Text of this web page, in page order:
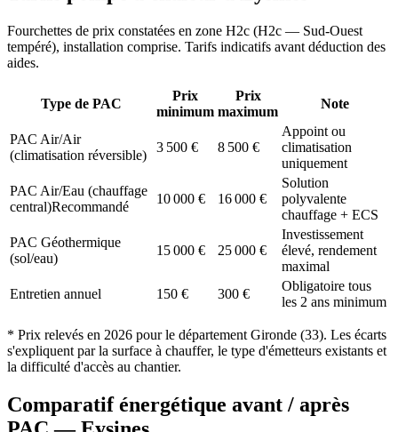
Fourchettes de prix constatées en zone H2c (H2c — Sud-Ouest
tempéré), installation comprise. Tarifs indicatifs avant déduction des
aides.
Type de PAC
Prix
minimum
Prix
maximum
Note
PAC Air/Air
(climatisation réversible)
3 500 € 8 500 €
Appoint ou
climatisation
uniquement
PAC Air/Eau (chauffage
central)Recommandé
10 000 € 16 000 €
Solution
polyvalente
chauffage + ECS
PAC Géothermique
(sol/eau)
15 000 € 25 000 €
Investissement
élevé, rendement
maximal
Entretien annuel
150 € 300 €
Obligatoire tous
les 2 ans minimum
* Prix relevés en 2026 pour le département Gironde (33). Les écarts
s'expliquent par la surface à chauffer, le type d'émetteurs existants et
la difficulté d'accès au chantier.
Comparatif énergétique avant / après